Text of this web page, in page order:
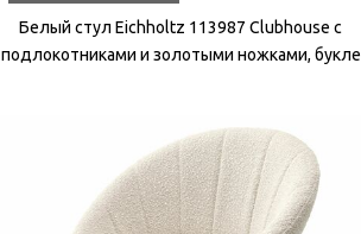
Белый стул Eichholtz 113987 Clubhouse с
подлокотниками и золотыми ножками, букле